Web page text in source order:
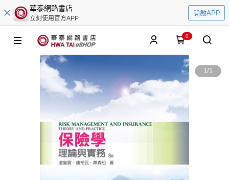
華泰網路書店
立刻使用官方APP
開啟APP
0
1/1